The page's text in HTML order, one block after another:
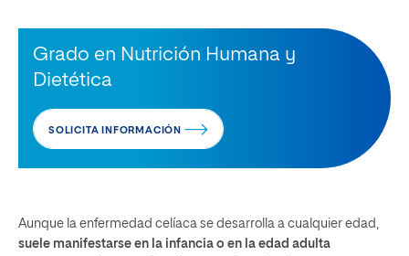
Grado en Nutrición Humana y
Dietética
SOLICITA INFORMACIÓN
Aunque la enfermedad celíaca se desarrolla a cualquier edad,
suele manifestarse en la infancia o en la edad adulta